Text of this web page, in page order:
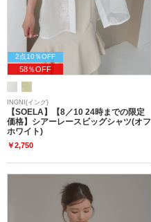
2点10％OFF
58％OFF
INGNI(イング)
【SOELA】【8／10 24時までの限定
価格】シアーレースビッグシャツ(オフ
ホワイト)
￥2,750